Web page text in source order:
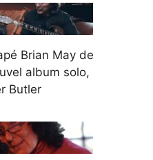
Brian May de
album solo,
Butler